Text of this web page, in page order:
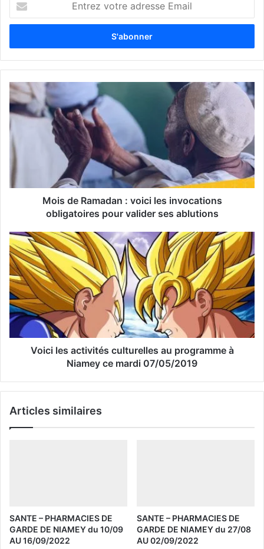
t
e
z
o
t
r
e
a
e
m
a
i
l
Mois de Ramadan : voici les invocations
obligatoires pour valider ses ablutions
Voici les activités culturelles au programme à
Niamey ce mardi 07/05/2019
Articles similaires
SANTE – PHARMACIES DE
GARDE DE NIAMEY du 10/09
AU 16/09/2022
SANTE – PHARMACIES DE
GARDE DE NIAMEY du 27/08
AU 02/09/2022